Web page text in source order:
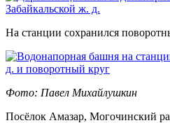
На станции сохранился
Фото: Павел Михайлушкин
Посёлок Амазар, Могочинский